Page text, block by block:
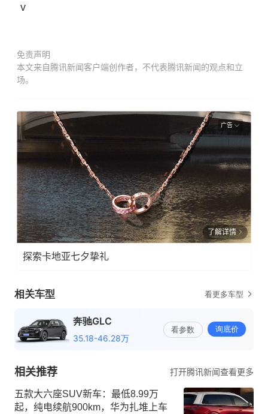
v
免责声明
本文来自腾讯新闻客户端创作者，不代表腾讯新闻的观点和立
场。
广告
了解详情
探索卡地亚七夕挚礼
相关推荐 打开腾讯新闻查看更多
五款大六座SUV新车：最低8.99万
起，纯电续航900km，华为扎堆上车